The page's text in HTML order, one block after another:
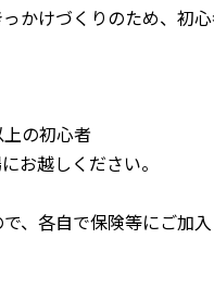
かけづくりのため、初心
の初心者
お越しください。
、各自で保険等にご加入